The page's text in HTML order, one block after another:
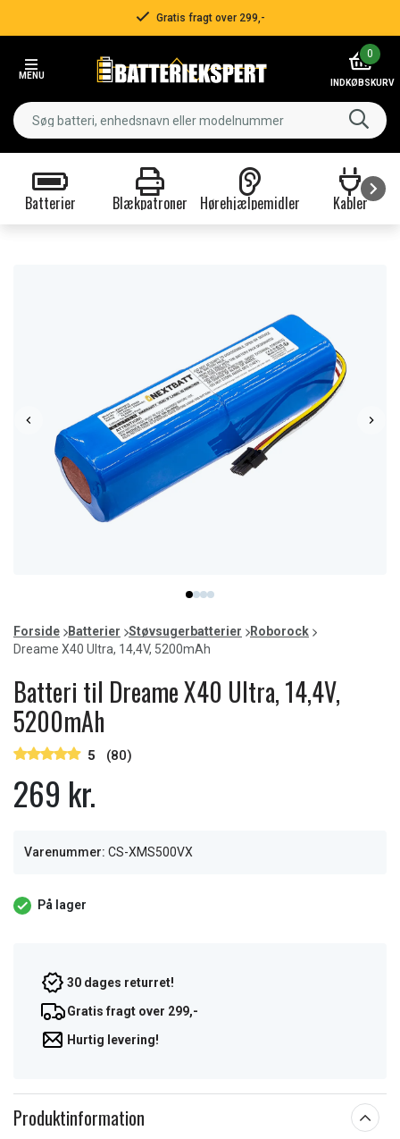
Gratis fragt over 299,-
MENU
0
INDKØBSKURV
Batterier Blækpatroner Hørehjælpemidler Kabler
item
0
item
1
item
2
item
3
of
4
Forside Batterier Støvsugerbatterier
Roborock
Dreame X40 Ultra, 14,4V, 5200mAh
Batteri til Dreame X40 Ultra, 14,4V,
5200mAh
5 (80)
269 kr.
Varenummer: CS-XMS500VX
På lager
30 dages returret!
Gratis fragt over 299,-
Hurtig levering!
Produktinformation